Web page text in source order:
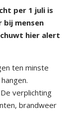
per 1 juli is
bij mensen
hier alert
ten minste
verplichting
brandweer